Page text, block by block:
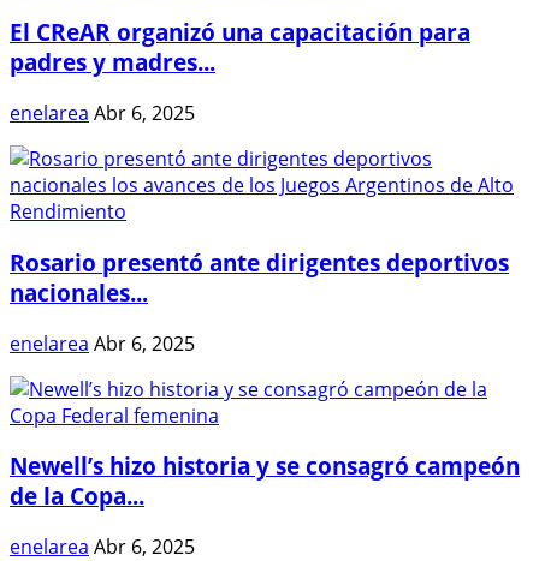
El CReAR organizó una capacitación para
padres y madres...
enelarea Abr 6, 2025
Rosario presentó ante dirigentes deportivos
nacionales...
enelarea Abr 6, 2025
Newell’s hizo historia y se consagró campeón
de la Copa...
enelarea Abr 6, 2025